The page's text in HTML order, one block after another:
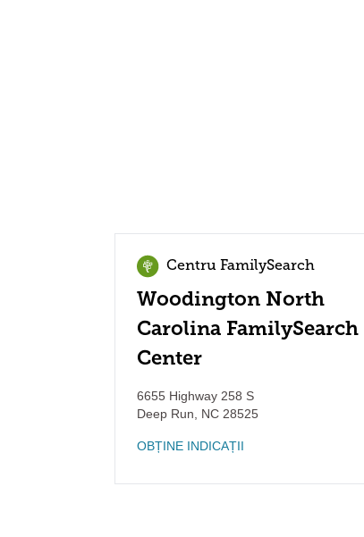
Centru FamilySearch
Woodington North
Carolina FamilySearch
Center
6655 Highway 258 S
Deep Run
NC 28525
OBȚINE INDICAȚII